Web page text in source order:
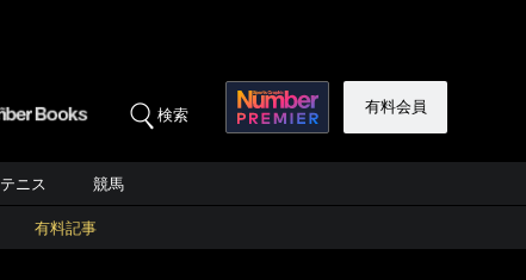
検索 有料会員
テニス 競馬
有料記事